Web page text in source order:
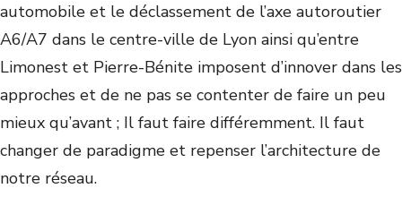
automobile et le déclassement de l’axe autoroutier
A6/A7 dans le centre-ville de Lyon ainsi qu’entre
Limonest et Pierre-Bénite imposent d’innover dans les
approches et de ne pas se contenter de faire un peu
mieux qu’avant ; Il faut faire différemment. Il faut
changer de paradigme et repenser l’architecture de
notre réseau.